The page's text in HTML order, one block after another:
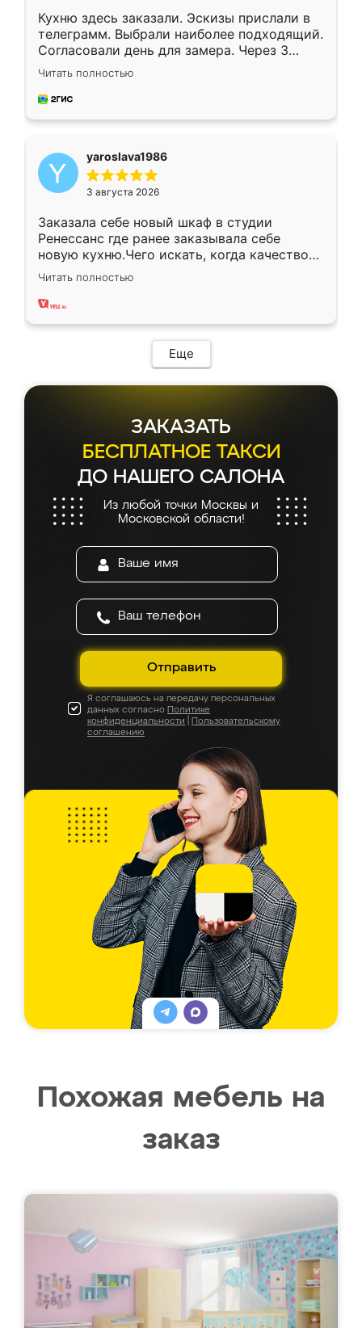
Кухню здесь заказали. Эскизы прислали в
телеграмм. Выбрали наиболее подходящий.
Согласовали день для замера. Через 3
недели кухня была уже готова. Остались
довольны работой. Спасибо Ренессанс
мебель за качественную работу!
Читать полностью
yaroslava1986
3 августа 2026
Заказала себе новый шкаф в студии
Ренессанс где ранее заказывала себе
новую кухню.Чего искать, когда качеством
вполне довольна. Служит кухня уже почти
два года, нареканий нет.
Читать полностью
Еще
ЗАКАЗАТЬ
БЕСПЛАТНОЕ ТАКСИ
ДО НАШЕГО САЛОНА
Из любой точки Москвы и
Московской области!
Отправить
Я соглашаюсь на передачу персональных
данных согласно Политике
конфиденциальности
Пользовательскому
соглашению
Похожая мебель на
заказ